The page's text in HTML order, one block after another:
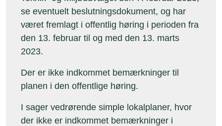
se eventuelt beslutningsdokument, og har
været fremlagt i offentlig høring i perioden fra
den 13. februar til og med den 13. marts
2023.
Der er ikke indkommet bemærkninger til
planen i den offentlige høring.
I sager vedrørende simple lokalplaner, hvor
der ikke er indkommet bemærkninger i